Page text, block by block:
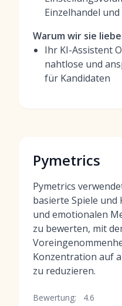
Einzelhandel
Warum wir sie
Ihr KI-Assistent
nahtlose und
für Kandidaten
Pymetrics
Pymetrics
basierte Spiele und
und emotionalen
zu bewerten, mit
Konzentration auf
zu reduzieren.
Bewertung: 4.6